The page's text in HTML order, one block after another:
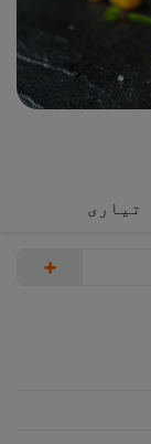
تیاری